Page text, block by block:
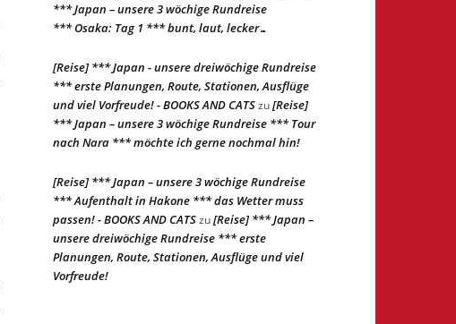
*** Japan – unsere 3 wöchige Rundreise
*** Osaka: Tag 1 *** bunt, laut, lecker…
[Reise] *** Japan - unsere dreiwöchige Rundreise
*** erste Planungen, Route, Stationen, Ausflüge
und viel Vorfreude! - BOOKS AND CATSzu[Reise]
*** Japan – unsere 3 wöchige Rundreise *** Tour
nach Nara *** möchte ich gerne nochmal hin!
[Reise] *** Japan – unsere 3 wöchige Rundreise
*** Aufenthalt in Hakone *** das Wetter muss
passen! - BOOKS AND CATSzu[Reise] *** Japan –
unsere dreiwöchige Rundreise *** erste
Planungen, Route, Stationen, Ausflüge und viel
Vorfreude!